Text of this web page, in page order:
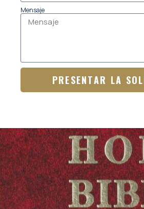
Mensaje
PRESENTAR LA